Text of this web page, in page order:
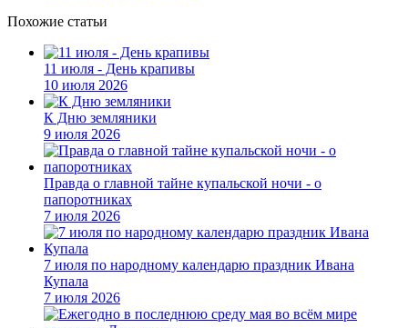
Похожие статьи
11 июля - День крапивы
10 июля 2026
К Дню земляники
9 июля 2026
Правда о главной тайне купальской ночи - о
папоротниках
7 июля 2026
7 июля по народному календарю праздник Ивана
Купала
7 июля 2026